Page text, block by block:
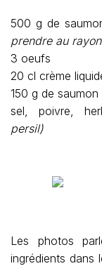
500 g de
prendre au
3 oeufs
20 cl crème
150 g de saumon
sel, poivre,
persil)
Les photos
ingrédients dans